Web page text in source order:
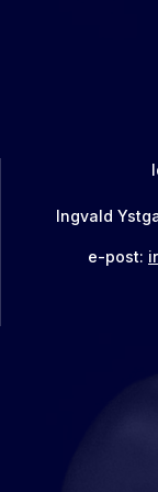
Ingvald
e-post: